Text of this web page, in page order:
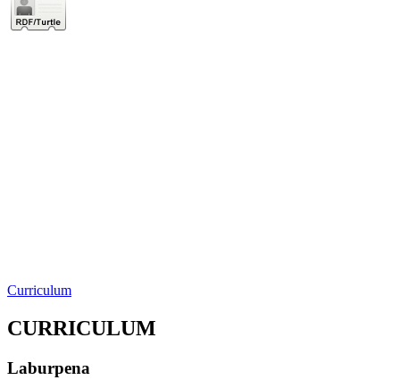
Curriculum
CURRICULUM
Laburpena